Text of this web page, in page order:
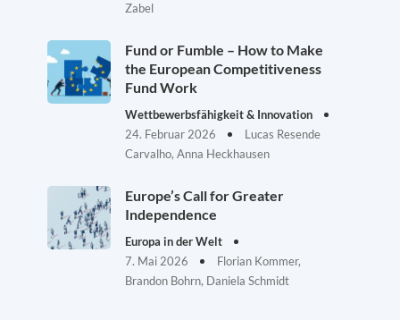
Zabel
Fund or Fumble – How to Make
the European Competitiveness
Fund Work
Wettbewerbsfähigkeit & Innovation
24. Februar 2026
Lucas Resende
Carvalho, Anna Heckhausen
Europe’s Call for Greater
Independence
Europa in der Welt
7. Mai 2026
Florian Kommer,
Brandon Bohrn, Daniela Schmidt